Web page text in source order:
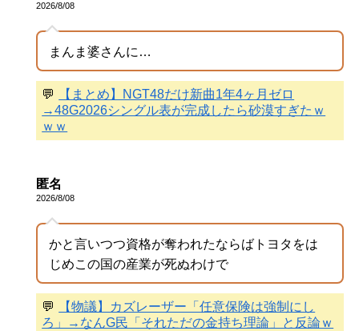
2026/8/08
まんま婆さんに…
💬
【まとめ】NGT48だけ新曲1年4ヶ月ゼロ
→48G2026シングル表が完成したら砂漠すぎたｗ
ｗｗ
匿名
2026/8/08
かと言いつつ資格が奪われたならばトヨタをは
じめこの国の産業が死ぬわけで
💬
【物議】カズレーザー「任意保険は強制にし
ろ」→なんG民「それただの金持ち理論」と反論ｗ